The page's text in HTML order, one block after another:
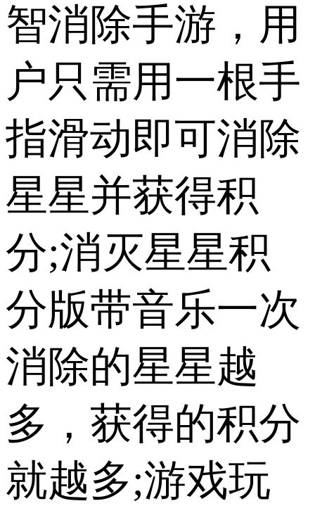
智消除手游，用
户只需用一根手
指滑动即可消除
星星并获得积
分;消灭星星积
分版带音乐一次
消除的星星越
多，获得的积分
就越多;游戏玩